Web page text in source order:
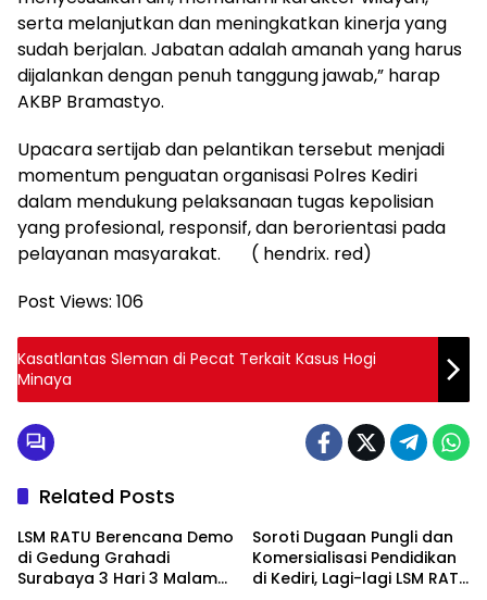
serta melanjutkan dan meningkatkan kinerja yang
sudah berjalan. Jabatan adalah amanah yang harus
dijalankan dengan penuh tanggung jawab,” harap
AKBP Bramastyo.
Upacara sertijab dan pelantikan tersebut menjadi
momentum penguatan organisasi Polres Kediri
dalam mendukung pelaksanaan tugas kepolisian
yang profesional, responsif, dan berorientasi pada
pelayanan masyarakat. ( hendrix. red)
Post Views: 106
Kasatlantas Sleman di Pecat Terkait Kasus Hogi
Minaya
Related Posts
LSM RATU Berencana Demo
di Gedung Grahadi
Surabaya 3 Hari 3 Malam
Soroti Dugaan Pungli dan
Komersialisasi Pendidikan
di Kediri, Lagi-lagi LSM RATU